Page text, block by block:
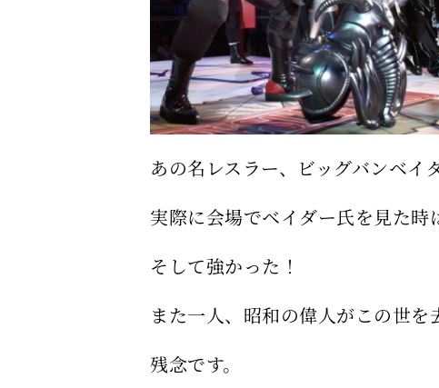
あの名レスラー、ビッグバンベイ
実際に会場でベイダー氏を見た時
そして強かった！
また一人、昭和の偉人がこの世を
残念です。